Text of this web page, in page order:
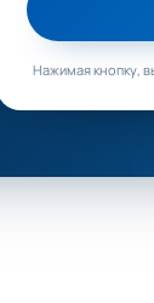
Нажимая кнопку,